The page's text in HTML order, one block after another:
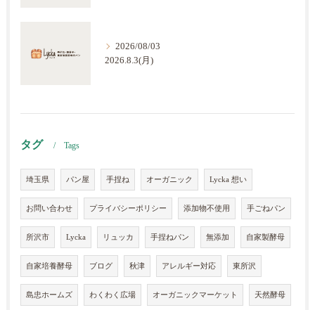
2026/08/03
2026.8.3(月)
タグ Tags
埼玉県 パン屋 手捏ね オーガニック Lycka 想い
お問い合わせ プライバシーポリシー 添加物不使用 手ごねパン
所沢市 Lycka リュッカ 手捏ねパン 無添加 自家製酵母
自家培養酵母 ブログ 秋津 アレルギー対応 東所沢
島忠ホームズ わくわく広場 オーガニックマーケット 天然酵母